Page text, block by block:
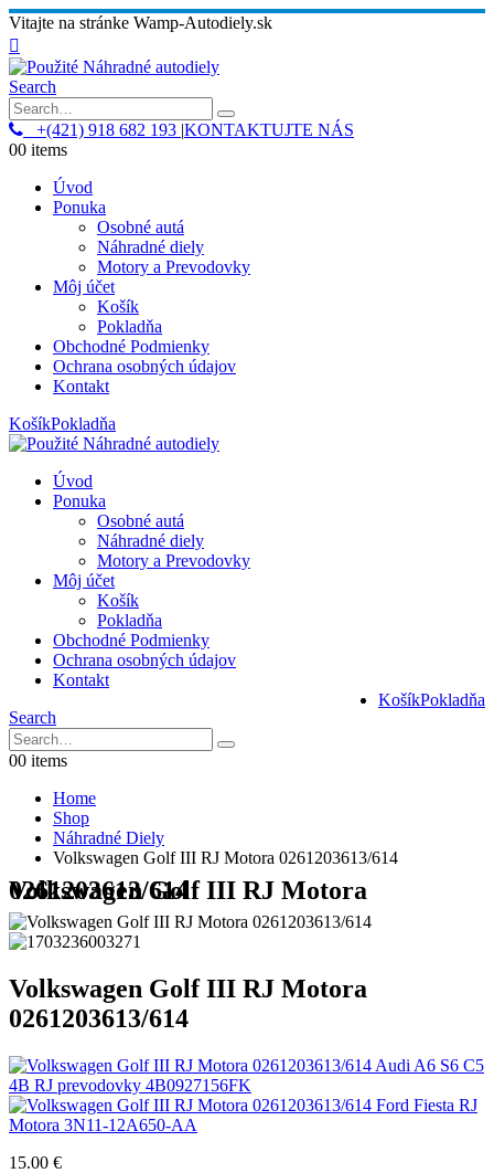
Vitajte na stránke Wamp-Autodiely.sk
Search
+(421) 918 682 193 |KONTAKTUJTE NÁS
00 items
Úvod
Ponuka
Osobné autá
Náhradné diely
Motory a Prevodovky
Môj účet
Košík
Pokladňa
Obchodné Podmienky
Ochrana osobných údajov
Kontakt
KošíkPokladňa
Úvod
Ponuka
Osobné autá
Náhradné diely
Motory a Prevodovky
Môj účet
Košík
Pokladňa
Obchodné Podmienky
Ochrana osobných údajov
Kontakt
KošíkPokladňa
Search
00 items
Home
Shop
Náhradné Diely
Volkswagen Golf III RJ Motora 0261203613/614
Volkswagen Golf III RJ Motora 0261203613/614
Volkswagen Golf III RJ Motora
0261203613/614
Audi A6 S6 C5
4B RJ prevodovky 4B0927156FK
Ford Fiesta RJ
Motora 3N11-12A650-AA
15.00 €